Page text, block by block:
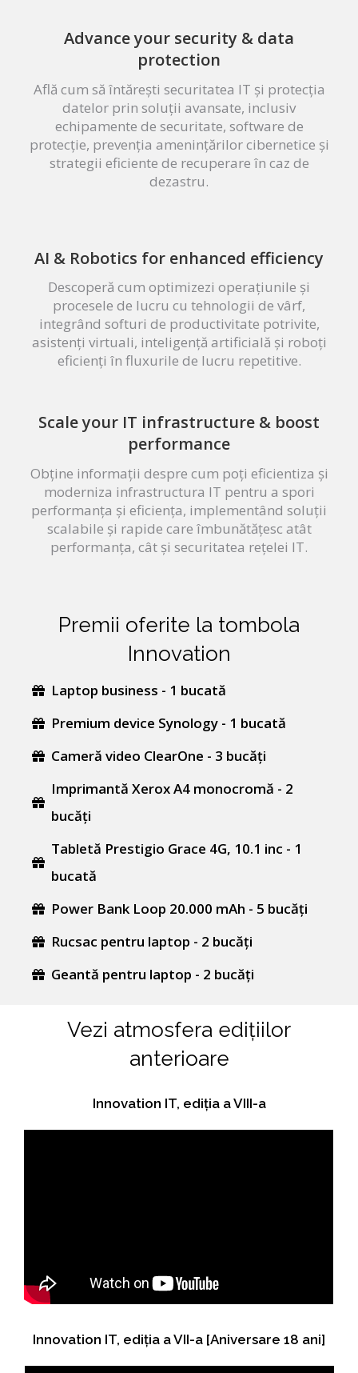
Advance your security & data
protection
Află cum să întărești securitatea IT și protecția
datelor prin soluții avansate, inclusiv
echipamente de securitate, software de
protecție, prevenția amenințărilor cibernetice și
strategii eficiente de recuperare în caz de
dezastru.
AI & Robotics for enhanced efficiency
Descoperă cum optimizezi operațiunile și
procesele de lucru cu tehnologii de vârf,
integrând softuri de productivitate potrivite,
asistenți virtuali, inteligență artificială și roboți
eficienți în fluxurile de lucru repetitive.
Scale your IT infrastructure & boost
performance
Obține informații despre cum poți eficientiza și
moderniza infrastructura IT pentru a spori
performanța și eficiența, implementând soluții
scalabile și rapide care îmbunătățesc atât
performanța, cât și securitatea rețelei IT.
Premii oferite la tombola
Innovation
Laptop business - 1 bucată
Premium device Synology - 1 bucată
Cameră video ClearOne - 3 bucăți
Imprimantă Xerox A4 monocromă - 2
bucăți
Tabletă Prestigio Grace 4G, 10.1 inc - 1
bucată
Power Bank Loop 20.000 mAh - 5 bucăți
Rucsac pentru laptop - 2 bucăți
Geantă pentru laptop - 2 bucăți
Vezi atmosfera edițiilor
anterioare
Innovation IT, ediția a VIII-a
Innovation IT, ediția a VII-a [Aniversare 18 ani]